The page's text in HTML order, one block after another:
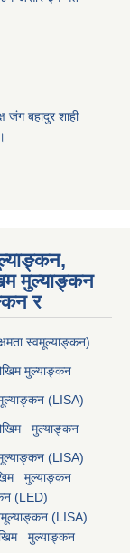
जंग बहादुर शाही
मुल्याङ्कन
र
स्वमूल्याङ्कन)
मुल्याङ्कन
(LISA)
मुल्याङ्कन
(LISA)
मुल्याङ्कन
(LED)
(LISA)
मुल्याङ्कन